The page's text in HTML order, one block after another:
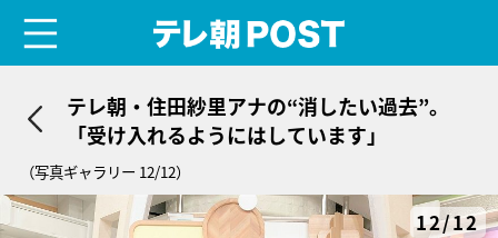
テレ朝・住田紗里アナの“消したい過去”。
「受け入れるようにはしています」
（写真ギャラリー 12/12）
12/12